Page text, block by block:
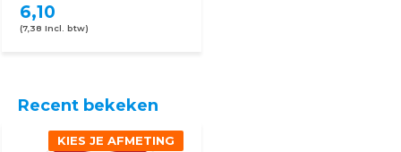
6,10
(7,38 Incl. btw)
Recent bekeken
KIES JE AFMETING